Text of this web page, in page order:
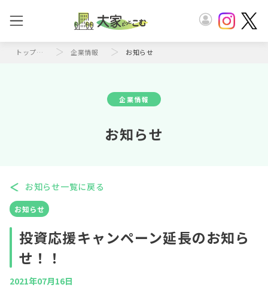
トップページ 企業情報 お知らせ
企業情報
お知らせ
お知らせ一覧に戻る
お知らせ
投資応援キャンペーン延長のお知ら
せ！！
2021年07月16日